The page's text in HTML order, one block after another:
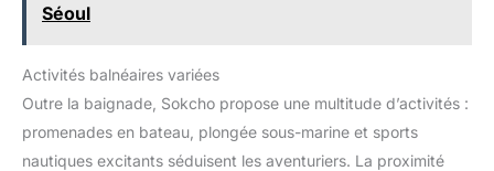
Séoul
Activités balnéaires variées
Outre la baignade, Sokcho propose une multitude d’activités :
promenades en bateau, plongée sous-marine et sports
nautiques excitants séduisent les aventuriers. La proximité